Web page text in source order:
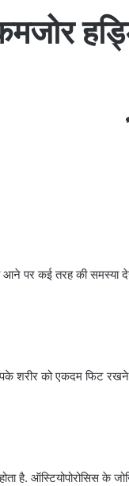
आने पर कई तरह की समस्या
शरीर को एकदम फिट
है. ऑस्टियोपोरोसिस के